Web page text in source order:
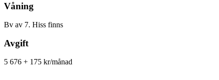
Våning
Bv av 7. Hiss finns
Avgift
5 676 + 175 kr/månad